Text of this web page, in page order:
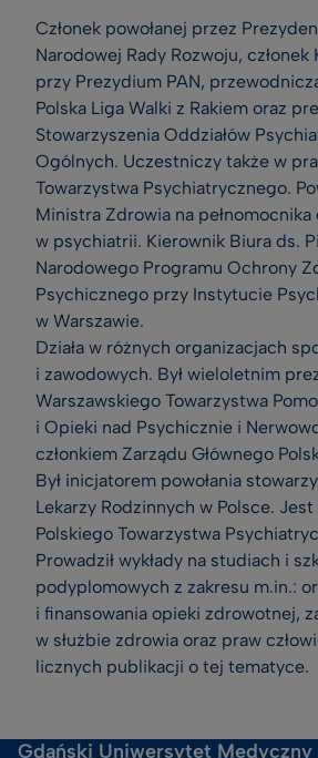
Członek powołanej przez
Narodowej Rady Rozwoju,
przy Prezydium PAN,
Polska Liga Walki z Rakiem oraz
Stowarzyszenia Oddziałów
Ogólnych. Uczestniczy także w
Towarzystwa Psychiatrycznego.
Ministra Zdrowia na
w psychiatrii. Kierownik Biura ds.
Narodowego Programu Ochrony
Psychicznego przy Instytucie
w Warszawie.
Działa w różnych organizacjach
i zawodowych. Był wieloletnim
Warszawskiego Towarzystwa
i Opieki nad Psychicznie i
członkiem Zarządu Głównego
Był inicjatorem powołania
Lekarzy Rodzinnych w Polsce. Jest
Polskiego Towarzystwa
Prowadził wykłady na studiach i
podyplomowych z zakresu m.in.:
i finansowania opieki zdrowotnej,
w służbie zdrowia oraz praw
licznych publikacji o tej tematyce.
Gdański Uniwersytet Medyczny